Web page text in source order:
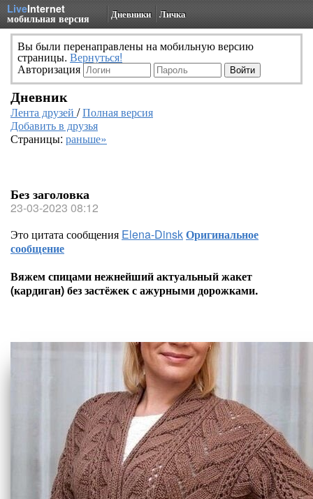
LiveInternet
мобильная версия Дневники Личка
Вы были перенаправлены на мобильную версию
страницы. Вернуться!
Авторизация
Дневник
Лента друзей /Полная версия
Добавить в друзья
Страницы: раньше»
Без заголовка
23-03-2023 08:12
Это цитата сообщения Elena-DinskОригинальное
сообщение
Вяжем спицами нежнейший актуальный жакет
(кардиган) без застёжек с ажурными дорожками.